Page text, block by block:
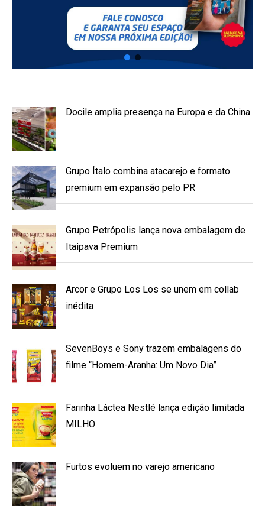
Docile amplia presença na Europa e da China
Grupo Ítalo combina atacarejo e formato
premium em expansão pelo PR
Grupo Petrópolis lança nova embalagem de
Itaipava Premium
Arcor e Grupo Los Los se unem em collab
inédita
SevenBoys e Sony trazem embalagens do
filme “Homem-Aranha: Um Novo Dia”
Farinha Láctea Nestlé lança edição limitada
MILHO
Furtos evoluem no varejo americano